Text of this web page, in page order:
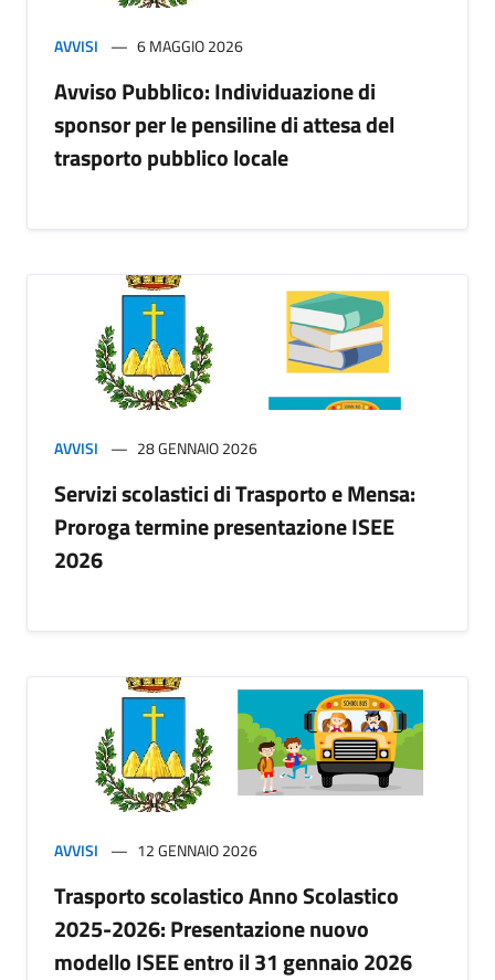
AVVISI 6 MAGGIO 2026
Avviso Pubblico: Individuazione di
sponsor per le pensiline di attesa del
trasporto pubblico locale
AVVISI 28 GENNAIO 2026
Servizi scolastici di Trasporto e Mensa:
Proroga termine presentazione ISEE
2026
AVVISI 12 GENNAIO 2026
Trasporto scolastico Anno Scolastico
2025-2026: Presentazione nuovo
modello ISEE entro il 31 gennaio 2026